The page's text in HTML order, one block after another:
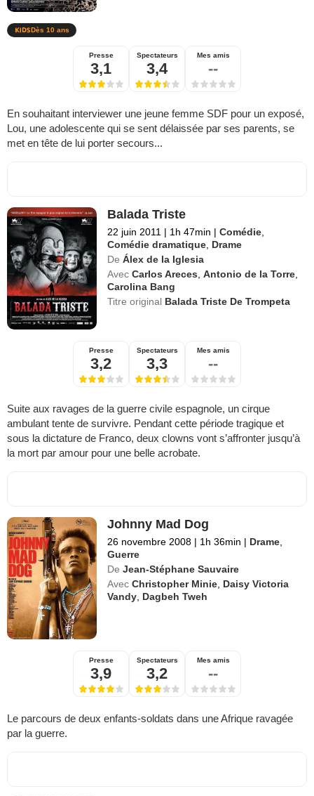
Dès 10 ans
Presse
3,1
Spectateurs
3,4
Mes amis
--
En souhaitant interviewer une jeune femme SDF pour un exposé,
Lou, une adolescente qui se sent délaissée par ses parents, se
met en tête de lui porter secours...
Balada Triste
22 juin 2011 | 1h 47min | Comédie
Comédie dramatique Drame
De Álex de la Iglesia
Avec Carlos Areces ,Antonio de la Torre
Carolina Bang
Titre original Balada Triste De Trompeta
Presse
3,2
Spectateurs
3,3
Mes amis
--
Suite aux ravages de la guerre civile espagnole, un cirque
ambulant tente de survivre. Pendant cette période tragique et
sous la dictature de Franco, deux clowns vont s’affronter jusqu’à
la mort par amour pour une belle acrobate.
Johnny Mad Dog
26 novembre 2008 | 1h 36min | Drame
Guerre
De Jean-Stéphane Sauvaire
Avec Christopher Minie Daisy Victoria
Vandy Dagbeh Tweh
Presse
3,9
Spectateurs
3,2
Mes amis
--
Le parcours de deux enfants-soldats dans une Afrique ravagée
par la guerre.